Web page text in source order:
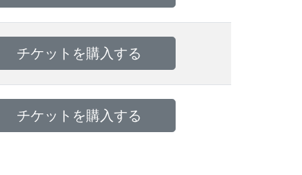
チケットを購入する
チケットを購入する